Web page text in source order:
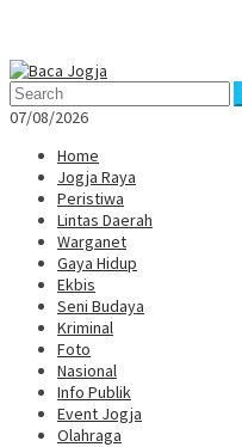
Mobile
Menu
07/08/2026
Home
Jogja Raya
Peristiwa
Lintas Daerah
Warganet
Gaya Hidup
Ekbis
Seni Budaya
Kriminal
Foto
Nasional
Info Publik
Event Jogja
Olahraga